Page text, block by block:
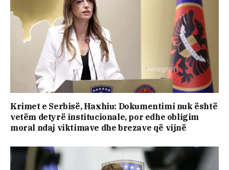
Krimet e Serbisë, Haxhiu: Dokumentimi nuk është
vetëm detyrë institucionale, por edhe obligim
moral ndaj viktimave dhe brezave që vijnë